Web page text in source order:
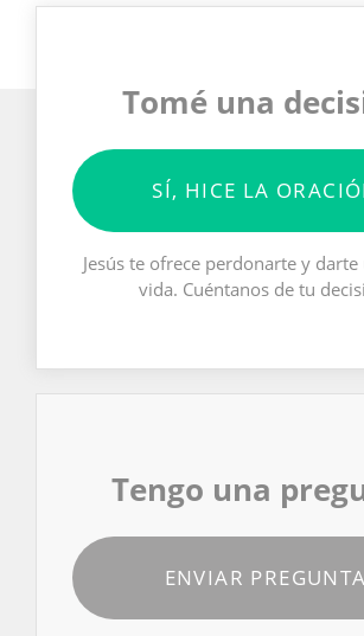
Tomé una
SÍ, HICE LA
Jesús te ofrece perdonarte y darte
vida. Cuéntanos de tu
Tengo una
ENVIAR PREGUNTA